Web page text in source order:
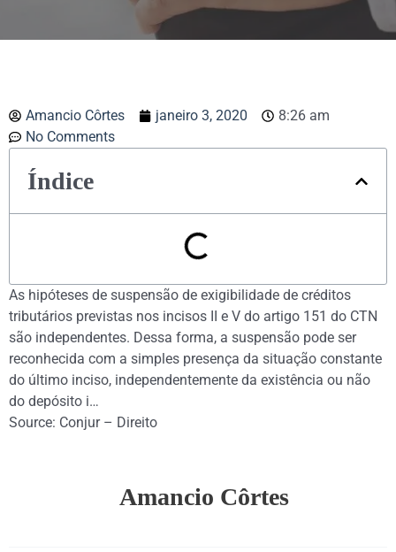
Amancio Côrtes janeiro 3, 2020
8:26 am
No Comments
Índice
As hipóteses de suspensão de exigibilidade de créditos
tributários previstas nos incisos II e V do artigo 151 do CTN
são independentes. Dessa forma, a suspensão pode ser
reconhecida com a simples presença da situação constante
do último inciso, independentemente da existência ou não
do depósito i…
Source: Conjur – Direito
Amancio Côrtes